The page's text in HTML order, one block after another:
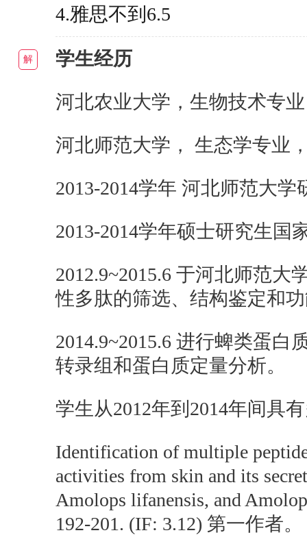
4.雅思不到6.5
解 学生经历
河北农业大学，生物技术专
河北师范大学， 生态学专业
2013-2014学年 河北师范大
2013-2014学年硕士研究生国
2012.9~2015.6 于河北师范
性多肽的筛选、结构鉴定和
2014.9~2015.6 进行蜱类蛋
转录组和蛋白质定量分析。
学生从2012年到2014年间具
Identification of multiple
activities from skin and its
Amolops lifanensis, and
192-201. (IF: 3.12) 第一作者